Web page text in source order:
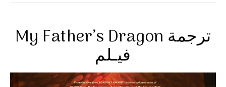
My Father’s Dragon ترجمة
فيـلم